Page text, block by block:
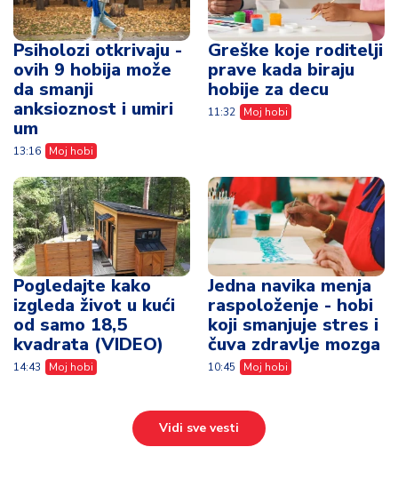
Psiholozi otkrivaju -
ovih 9 hobija može
da smanji
anksioznost i umiri
um
13:16 Moj hobi
Greške koje roditelji
prave kada biraju
hobije za decu
11:32 Moj hobi
Pogledajte kako
izgleda život u kući
od samo 18,5
kvadrata (VIDEO)
14:43 Moj hobi
Jedna navika menja
raspoloženje - hobi
koji smanjuje stres i
čuva zdravlje mozga
10:45 Moj hobi
Vidi sve vesti